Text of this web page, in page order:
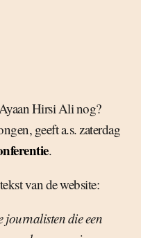
Hirsi Ali nog?
geeft a.s. zaterdag
.
van de website:
journalisten die een